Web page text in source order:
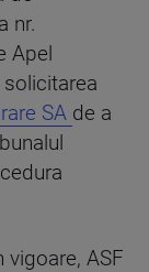
nr.
Apel
solicitarea
SA de a
vigoare, ASF